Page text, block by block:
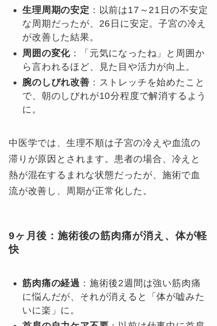
生理周期の安定 ：以前は17～21日の不安定
な周期だったが、26日に安定。子宮の冷え
が改善した結果。
周囲の変化 ：「元気になったね」と周囲か
ら言われるほど、見た目や活力が向上。
腕のしびれ改善 ：ストレッチを始めたこと
で、朝のしびれが10分程度で解消するよう
に。
中医学では、生理不順は子宮の冷えや血流の
滞りが原因とされます。患者の場合、冷えと
熱が混在するまれな状態だったが、施術で血
流が改善し、周期が正常化した。
9ヶ月後：施術後の筋肉痛が消え、体が軽
快
筋肉痛の経過 ：施術後2週間は強い筋肉痛
に悩んだが、それが消えると「体が嘘みた
いに楽」に。